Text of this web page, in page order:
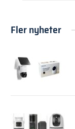
Fler nyheter